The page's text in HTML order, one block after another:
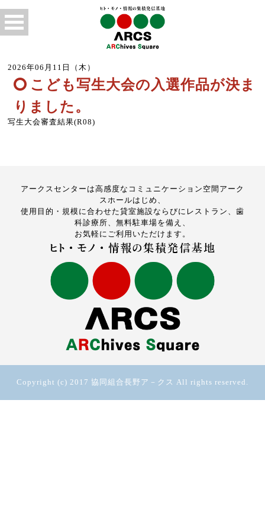
2026年06月11日（木）
こども写生大会の入選作品が決ま
りました。
写生大会審査結果(R08)
アークスセンターは高感度なコミュニケーション空間アーク
スホールはじめ、
使用目的・規模に合わせた貸室施設ならびにレストラン、歯
科診療所、無料駐車場を備え、
お気軽にご利用いただけます。
Copyright (c) 2017 協同組合長野ア－クス All rights reserved.